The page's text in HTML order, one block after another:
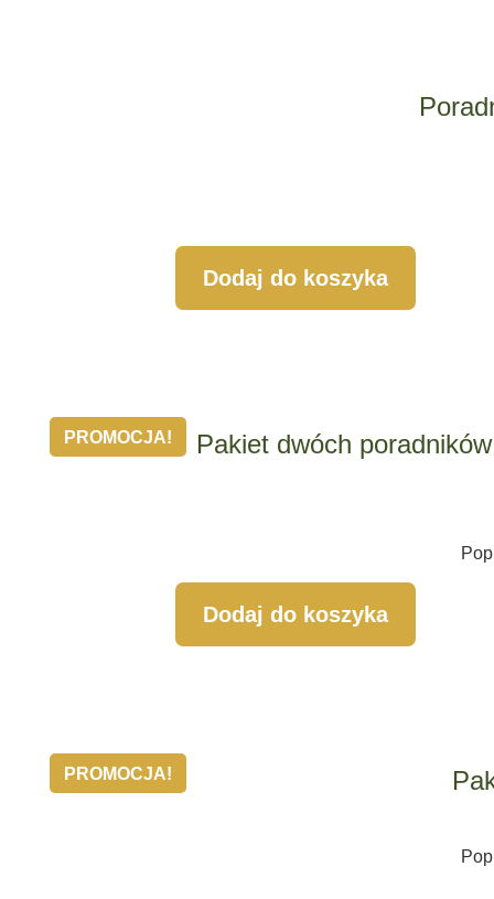
Dodaj do koszyka
PROMOCJA! Pakiet dwóch
Dodaj do koszyka
PROMOCJA!